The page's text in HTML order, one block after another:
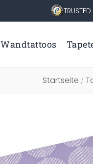
Wandtattoos
Startseite /